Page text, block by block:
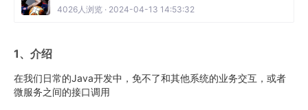
4026人浏览 · 2024-04-13 14:53:32
1、介绍
在我们日常的Java开发中，免不了和其他系统的业务交互，或者
微服务之间的接口调用